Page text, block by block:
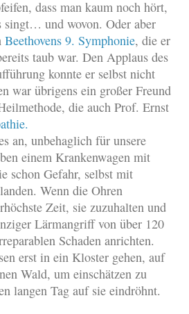
dass man kaum noch hört,
singt… und wovon. Oder aber
Beethovens 9. Symphonie, die er
taub war. Den Applaus des
konnte er selbst nicht
war übrigens ein großer Freund
die auch Prof. Ernst
an, unbehaglich für unsere
einem Krankenwagen mit
schon Gefahr, selbst mit
Wenn die Ohren
Zeit, sie zuzuhalten und
Lärmangriff von über 120
Schaden anrichten.
erst in ein Kloster gehen, auf
Wald, um einschätzen zu
langen Tag auf sie eindröhnt.